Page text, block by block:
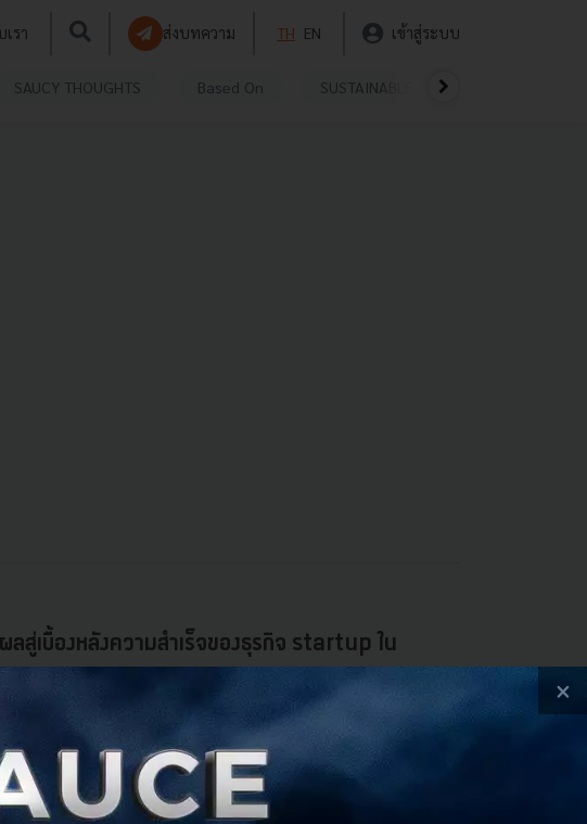
รา ส่งบทความ TH EN เข้าสู่ระบบ
SAUCY THOUGHTS Based On SUSTAINABLE
ผลสู่เบื้องหลังความสำเร็จของธุรกิจ startup ใน
ง 8 ล้านคน แต่ประเทศอิสราเอลมีบริษัท startup มากกว่า 6,000
ดูดเงินร่วมลงทุนต่อคนได้มากกว่าประเทศใดๆ ในโลก startup scene
ต...
Techsauce Team
×